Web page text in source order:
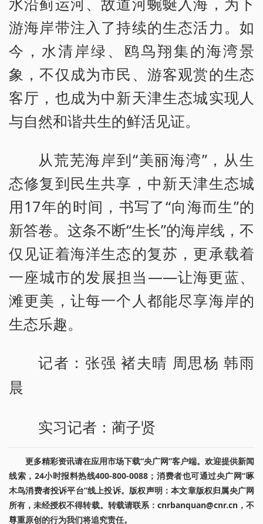
游海岸带注入了持续的生态活力。如
今，水清岸绿、鸥鸟翔集的海湾景
象，不仅成为市民、游客观赏的生态
客厅，也成为中新天津生态城实现人
与自然和谐共生的鲜活见证。
从荒芜海岸到“美丽海湾”，从生
态修复到民生共享，中新天津生态城
用17年的时间，书写了“向海而生”的
新答卷。这条不断“生长”的海岸线，不
仅见证着海洋生态的复苏，更承载着
一座城市的发展担当——让海更蓝、
滩更美，让每一个人都能尽享海岸的
生态乐趣。
记者：张强 褚夫晴 周思杨 韩雨
晨
实习记者：蔺子贤
更多精彩资讯请在应用市场下载“央广网”客户端。欢迎提供新闻
线索，24小时报料热线400-800-0088；消费者也可通过央广网“啄
木鸟消费者投诉平台”线上投诉。版权声明：本文章版权归属央广网
所有，未经授权不得转载。转载请联系：cnrbanquan@cnr.cn，不
尊重原创的行为我们将追究责任。